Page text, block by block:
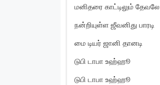
மனிதரை காட்டிலும் தேவலே
நன்றியுள்ள ஜீவனிது பாரடி
மை டியர் ஜானி தானடி
டுபி டாபா உஹ்ஹூ
டுபி டாபா உஹ்ஹூ